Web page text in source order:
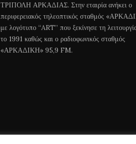
ΤΡΙΠΟΛΗ ΑΡΚΑΔΙΑΣ. Στην εταιρία ανήκει ο
περιφερειακός τηλεοπτικός σταθμός
με λογότυπο “ART” που ξεκίνησε τη
το 1991 καθώς και ο ραδιοφωνικός σταθμός
«ΑΡΚΑΔΙΚΗ» 95,9 FM.